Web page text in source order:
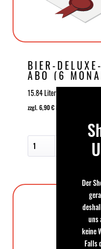
BIER-
ABO (6
15.84 Liter | 199,99 €
zzgl. 6,90 € Mischpfand für 6
Der
uns
keine
Falls